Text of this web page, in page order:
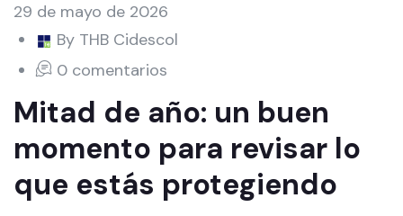
29 de mayo de 2026
By THB Cidescol
0 comentarios
Mitad de año: un buen
momento para revisar lo
que estás protegiendo